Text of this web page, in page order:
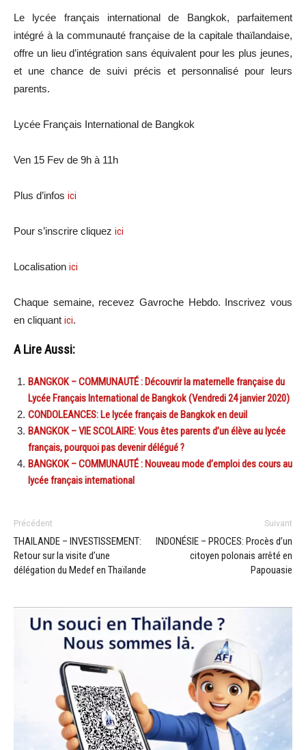
Le lycée français international de Bangkok, parfaitement
intégré à la communauté française de la capitale thaïlandaise,
offre un lieu d’intégration sans équivalent pour les plus jeunes,
et une chance de suivi précis et personnalisé pour leurs
parents.
Lycée Français International de Bangkok
Ven 15 Fev de 9h à 11h
Plus d’infos ici
Pour s’inscrire cliquez ici
Localisation ici
Chaque semaine, recevez Gavroche Hebdo. Inscrivez vous
en cliquant ici.
A Lire Aussi:
BANGKOK – COMMUNAUTÉ : Découvrir la maternelle française du
Lycée Français International de Bangkok (Vendredi 24 janvier 2020)
CONDOLEANCES: Le lycée français de Bangkok en deuil
BANGKOK – VIE SCOLAIRE: Vous êtes parents d’un élève au lycée
français, pourquoi pas devenir délégué ?
BANGKOK – COMMUNAUTÉ : Nouveau mode d’emploi des cours au
lycée français international
Précédent
THAILANDE – INVESTISSEMENT:
Retour sur la visite d’une
délégation du Medef en Thaïlande
Suivant
INDONÉSIE – PROCES: Procès d’un
citoyen polonais arrêté en
Papouasie